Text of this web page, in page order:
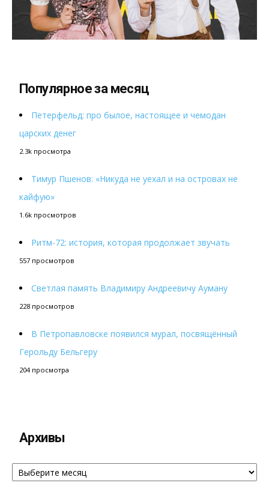
Популярное за месяц
Петерфельд: про былое, настоящее и чемодан
царских денег
2.3k просмотра
Тимур Пшенов: «Никуда не уехал и на островах не
кайфую»
1.6k просмотров
Ритм-72: история, которая продолжает звучать
557 просмотров
Светлая память Владимиру Андреевичу Ауману
228 просмотров
В Петропавловске появился мурал, посвящённый
Герольду Бельгеру
204 просмотра
Архивы
Архивы